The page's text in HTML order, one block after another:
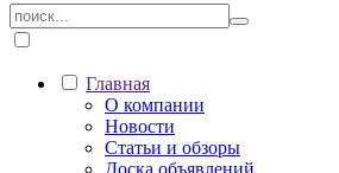
Главная
О компании
Новости
Статьи и обзоры
Доска объявлений